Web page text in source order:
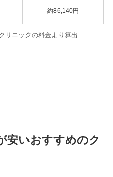
約86,140円
リニックの料金より算出
安いおすすめのク